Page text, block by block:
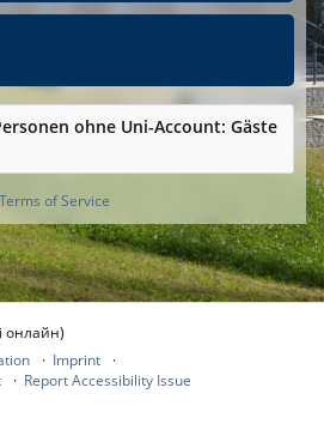
ohne Uni-Account: Gäste
Terms of Service
онлайн)
Imprint
Report Accessibility Issue